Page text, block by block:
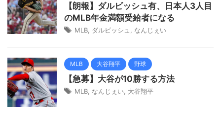
【朗報】ダルビッシュ有、日本人3人目
のMLB年金満額受給者になる
MLB ダルビッシュ なんじぇい
MLB 大谷翔平 野球
【急募】大谷が10勝する方法
MLB なんじぇい 大谷翔平